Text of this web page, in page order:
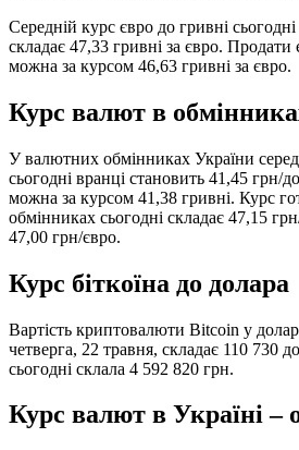
Середній курс євро до гривні сьогодні
складає 47,33 гривні за євро.
можна за курсом 46,63 гривні за євро.
Курс валют в
У валютних обмінниках України
сьогодні вранці становить 41,45 грн/
можна за курсом 41,38 гривні. Курс
обмінниках сьогодні складає 47,15
47,00 грн/євро.
Курс біткоїна до долара
Вартість криптовалюти Bitcoin у
четверга, 22 травня, складає 110 730
сьогодні склала 4 592 820 грн.
Курс валют в Україні –